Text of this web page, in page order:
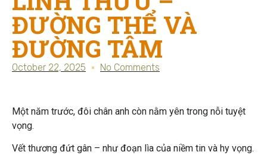
ĐƯỜNG THỂ VÀ
ĐƯỜNG TÂM
October 22, 2025 No Comments
Một năm trước, đôi chân anh còn nằm yên trong nỗi tuyệt
vọng.
Vết thương đứt gân – như đoạn lìa của niềm tin và hy vọng.